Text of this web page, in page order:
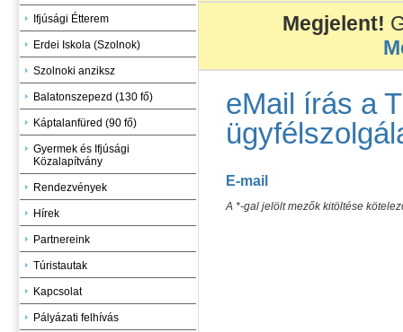
Ifjúsági Étterem
Erdei Iskola (Szolnok)
Szolnoki anziksz
Balatonszepezd (130 fő)
Káptalanfüred (90 fő)
Gyermek és Ifjúsági
Közalapítvány
Rendezvények
Hírek
Partnereink
Túristautak
Kapcsolat
Pályázati felhívás
Megjelent!
eMail írás a
E-mail
A *-gal jelölt mezők kitöltése